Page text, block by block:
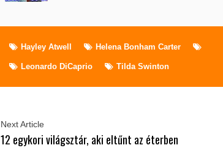
Hayley Atwell Helena Bonham Carter
Leonardo DiCaprio Tilda Swinton
Next Article
12 egykori világsztár, aki eltűnt az éterben